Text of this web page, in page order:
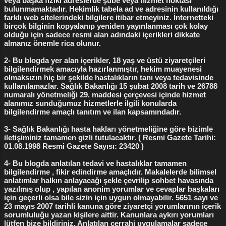
Bakırköy Kızlık Zarı Dikimi 1 Bakırköy Labioplasti 1
Dikişsiz Labioplasti 1 Himenoplasti 1 Kalıcı Flep 1
Kızlık zarı bozulduktan sonra
Kızlık zarı bozulması nasıl olur 1
Kızlık zarı dikimi ne kadar
1 Kızlık zarı kanaması 1
Radyofrekans Labioplasti
1 adet düzensizliği 1
adet düzensizliği tedavisi 1
bozulmuş kızlık zarı görünümü 1
cerrahi vajina daraltma 1 devlet hastanesinde kürtaj
doğum yırtıkları 1 doğum yırtıkları ameliyatı 1
dudak küçültme ameliyatı 1 gebelik sonlandırma 1
gebelik testleri
1 genital dudak ameliyatı 1
genital siğil tedavisi 1
bulunmamaktadır. Hekimlik tabela ad ve adresinin kullanıldığı
farklı web sitelerindeki bilgilere itibar etmeyiniz. İnternetteki
birçok bilginin kopyalanıp yeniden yayınlanması çok kolay
olduğu için sadece resmi alan adındaki içerikleri dikkate
almanız önemle rica olunur.
2- Bu blogda yer alan içerikler, 18 yaş ve üstü ziyaretçileri
bilgilendirmek amacıyla hazırlanmıştır, hekim muayenesi
olmaksızın hiç bir şekilde hastalıkların tanı veya tedavisinde
kullanılamazlar. Sağlık Bakanlığı 15 şubat 2008 tarih ve 26788
numaralı yönetmeliği 29. maddesi çerçevesi içinde hizmet
alanımız sunduğumuz hizmetlerle ilgili konularda
bilgilendirme amaçlı tanıtım ve ilan kapsamındadır.
3- Sağlık Bakanlığı hasta hakları yönetmeliğine göre bizimle
iletişiminiz tamamen gizli tutulacaktır. ( Resmi Gazete Tarihi:
01.08.1998 Resmi Gazete Sayısı: 23420 )
4- Bu blogda anlatılan tedavi ve hastalıklar tamamen
bilgilendirme , fikir edindirme amaçlıdır. Makalelerde bilimsel
anlatımlar halkın anlayacağı şekle çevrilip sohbet havasında
yazılmış olup , yapılan anonim yorumlar ve cevaplar başkaları
için geçerli olsa bile sizin için uygun olmayabilir. 5651 sayı ve
23 mayıs 2007 tarihli kanuna göre ziyaretçi yorumlarının içerik
sorumluluğu yazan kişilere aittir. Kanunlara aykırı yorumları
lütfen bize bildiriniz. Anlatılan cerrahi uygulamalar sadece